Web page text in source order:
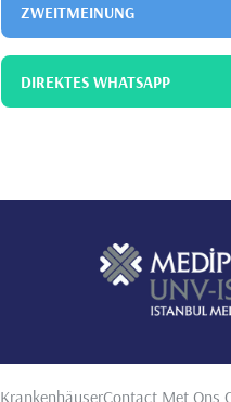
ZWEITMEINUNG
DIREKTES WHATSAPP
KrankenhäuserContact Met Ons